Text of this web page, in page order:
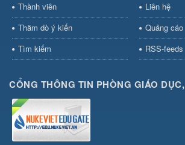
Thành viên
Liên hệ
Thăm dò ý kiến
Quảng cáo
Tìm kiếm
RSS-feeds
CỔNG THÔNG TIN PHÒNG GIÁO